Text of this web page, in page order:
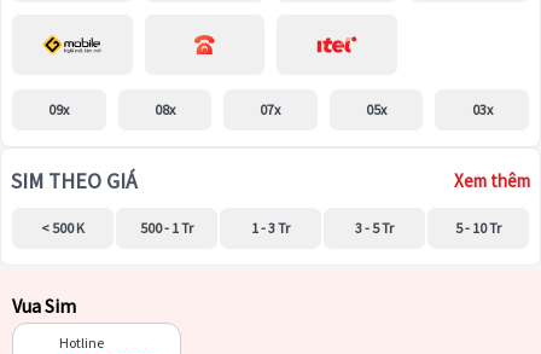
09x 08x 07x 05x 03x
SIM THEO GIÁ Xem thêm
< 500 K 500 - 1 Tr 1 - 3 Tr 3 - 5 Tr 5 - 10 Tr
Vua Sim
Hotline